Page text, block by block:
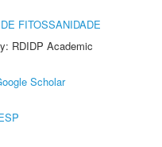
FITOSSANIDADE
RDIDP Academic
Scholar